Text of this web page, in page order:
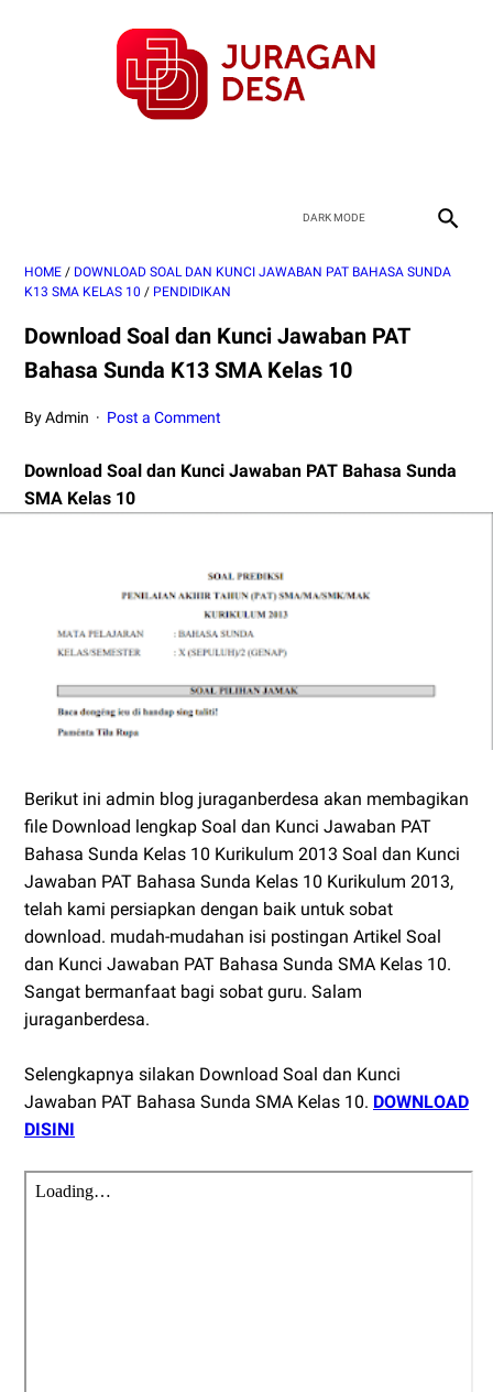
HOME / DOWNLOAD SOAL DAN KUNCI JAWABAN PAT BAHASA SUNDA
K13 SMA KELAS 10 / PENDIDIKAN
Download Soal dan Kunci Jawaban PAT
Bahasa Sunda K13 SMA Kelas 10
By Admin Post a Comment
Download Soal dan Kunci Jawaban PAT Bahasa Sunda
SMA Kelas 10
Berikut ini admin blog juraganberdesa akan membagikan
file Download lengkap Soal dan Kunci Jawaban PAT
Bahasa Sunda Kelas 10 Kurikulum 2013 Soal dan Kunci
Jawaban PAT Bahasa Sunda Kelas 10 Kurikulum 2013,
telah kami persiapkan dengan baik untuk sobat
download. mudah-mudahan isi postingan Artikel Soal
dan Kunci Jawaban PAT Bahasa Sunda SMA Kelas 10.
Sangat bermanfaat bagi sobat guru. Salam
juraganberdesa.
Selengkapnya silakan Download Soal dan Kunci
Jawaban PAT Bahasa Sunda SMA Kelas 10. DOWNLOAD
DISINI